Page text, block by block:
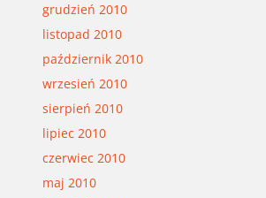
grudzień 2010
listopad 2010
październik 2010
wrzesień 2010
sierpień 2010
lipiec 2010
czerwiec 2010
maj 2010